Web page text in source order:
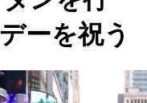
ーを祝う